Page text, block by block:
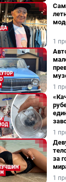
1
1
1
за
1